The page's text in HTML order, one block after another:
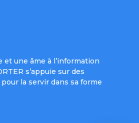
et une âme à l’information
s’appuie sur des
la servir dans sa forme